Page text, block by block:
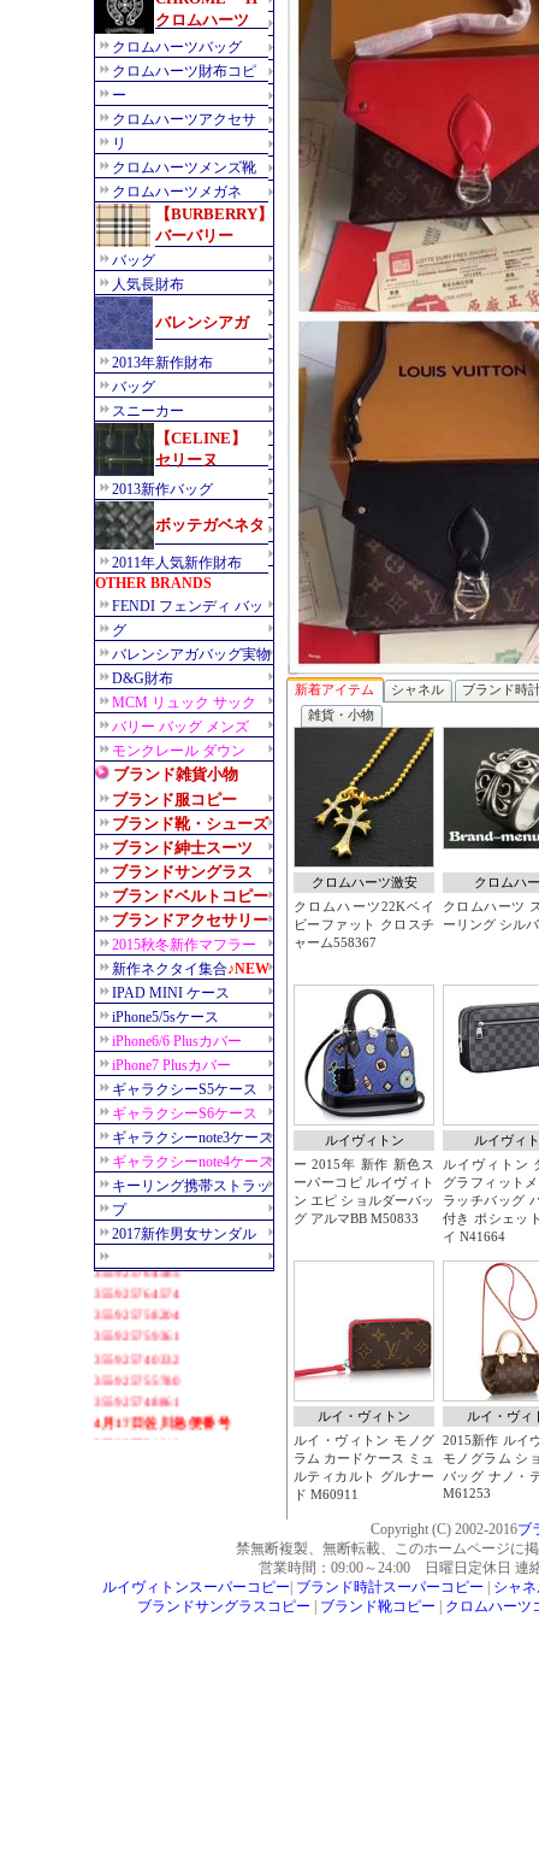
Copyright (C) 2002-2016ブ
禁無断複製、無断転載、このホームページに
営業時間：09:00～24:00 日曜日定休日 連
ルイヴィトンスーパーコピー ブランド時計スーパーコピー
シャ
ブランドサングラスコピー
ブランド靴コピー クロムハーツ